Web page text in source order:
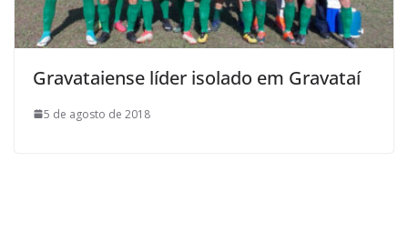
Gravataiense líder isolado em Gravataí
5 de agosto de 2018